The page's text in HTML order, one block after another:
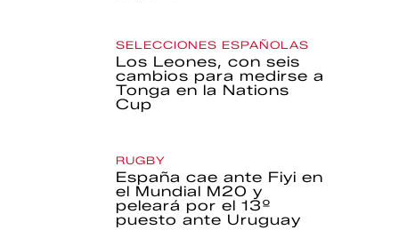
SELECCIONES ESPAÑOLAS
Los Leones, con seis
cambios para medirse a
Tonga en la Nations
Cup
RUGBY
España cae ante Fiyi en
el Mundial M20 y
peleará por el 13º
puesto ante Uruguay